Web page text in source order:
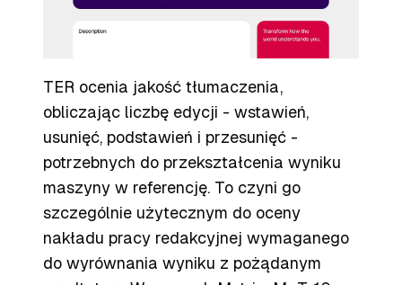
TER ocenia jakość tłumaczenia,
obliczając liczbę edycji - wstawień,
usunięć, podstawień i przesunięć -
potrzebnych do przekształcenia wyniku
maszyny w referencję. To czyni go
szczególnie użytecznym do oceny
nakładu pracy redakcyjnej wymaganego
do wyrównania wyniku z pożądanym